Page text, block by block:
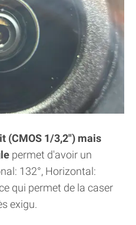
(CMOS 1/3,2") mais
permet d'avoir un
132°, Horizontal:
qui permet de la caser
exigu.